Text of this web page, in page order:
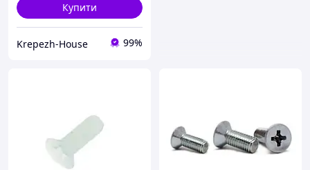
Купити
Krepezh-House 99%